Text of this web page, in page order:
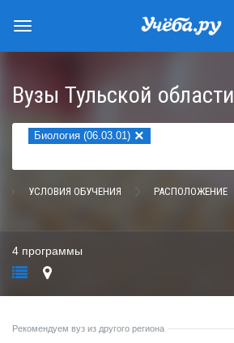
Вузы Тульской области
Биология (06.03.01) ×
УСЛОВИЯ ОБУЧЕНИЯ РАСПОЛОЖЕНИЕ
4 программы
Рекомендуем вуз из другого региона